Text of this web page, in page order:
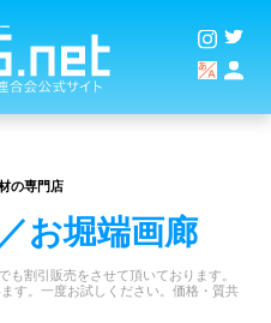
の専門店
お堀端画廊
も割引販売をさせて頂いております。
す。一度お試しください。価格・質共